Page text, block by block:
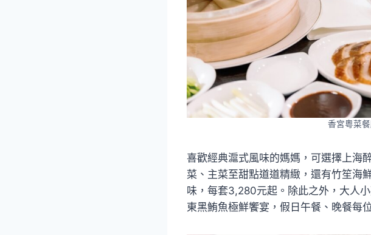
香宮粵菜
喜歡經典滬式風味的媽媽，可選擇上海
菜、主菜至甜點道道精緻，還有竹笙海
味，每套3,280元起。除此之外，大人
東黑鮪魚極鮮饗宴，假日午餐、晚餐每